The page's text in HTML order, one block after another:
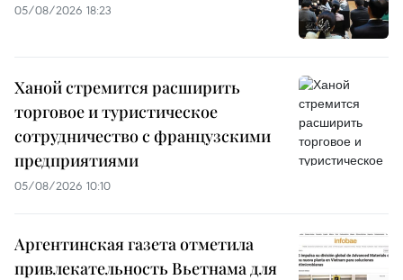
05/08/2026 18:23
Ханой стремится расширить
торговое и туристическое
сотрудничество с французскими
предприятиями
05/08/2026 10:10
Аргентинская газета отметила
привлекательность Вьетнама для